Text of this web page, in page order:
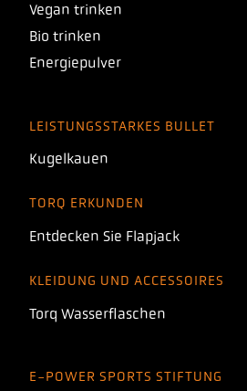
Vegan trinken
Bio trinken
Energiepulver
LEISTUNGSSTARKES BULLET
Kugelkauen
TORQ ERKUNDEN
Entdecken Sie Flapjack
KLEIDUNG UND ACCESSOIRES
Torq Wasserflaschen
E-POWER SPORTS STIFTUNG